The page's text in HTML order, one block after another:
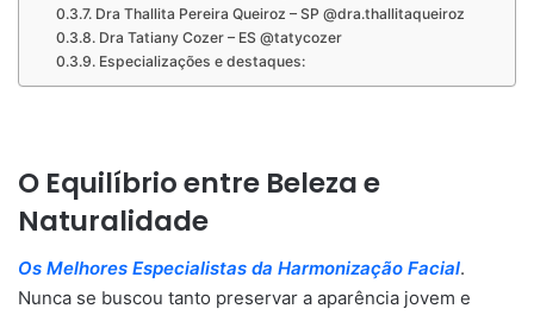
Dra Thallita Pereira Queiroz – SP @dra.thallitaqueiroz
Dra Tatiany Cozer – ES @tatycozer
Especializações e destaques:
O Equilíbrio entre Beleza e
Naturalidade
Os Melhores Especialistas da Harmonização Facial.
Nunca se buscou tanto preservar a aparência jovem e